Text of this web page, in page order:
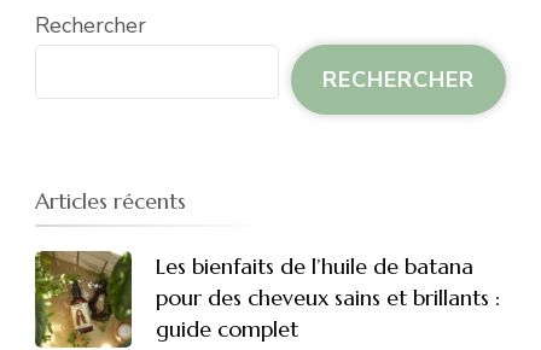
Rechercher
RECHERCHER
Articles récents
Les bienfaits de l’huile de batana
pour des cheveux sains et brillants :
guide complet